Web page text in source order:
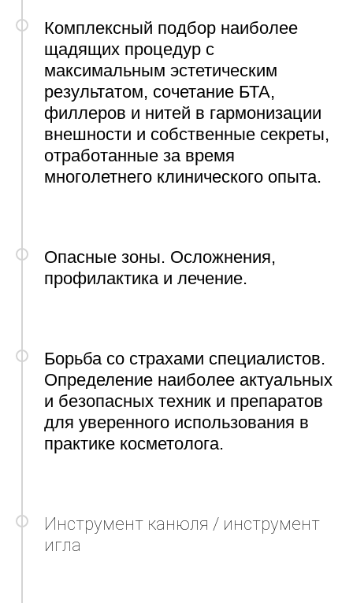
Комплексный подбор наиболее
щадящих процедур с
максимальным эстетическим
результатом, сочетание БТА,
филлеров и нитей в гармонизации
внешности и собственные секреты,
отработанные за время
многолетнего клинического опыта.
Опасные зоны. Осложнения,
профилактика и лечение.
Борьба со страхами специалистов.
Определение наиболее актуальных
и безопасных техник и препаратов
для уверенного использования в
практике косметолога.
Инструмент канюля / инструмент
игла